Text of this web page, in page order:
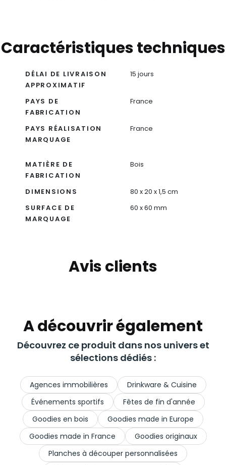
Caractéristiques techniques
DÉLAI DE LIVRAISON
APPROXIMATIF
15 jours
PAYS DE
FABRICATION
France
PAYS RÉALISATION
MARQUAGE
France
MATIÈRE DE
FABRICATION
Bois
DIMENSIONS
80 x 20 x 1,5 cm
SURFACE DE
MARQUAGE
60 x 60 mm
Avis clients
A découvrir également
Découvrez ce produit dans nos univers et
sélections dédiés :
Agences immobilières
Drinkware & Cuisine
Événements sportifs
Fêtes de fin d'année
Goodies en bois
Goodies made in Europe
Goodies made in France
Goodies originaux
Planches à découper personnalisées